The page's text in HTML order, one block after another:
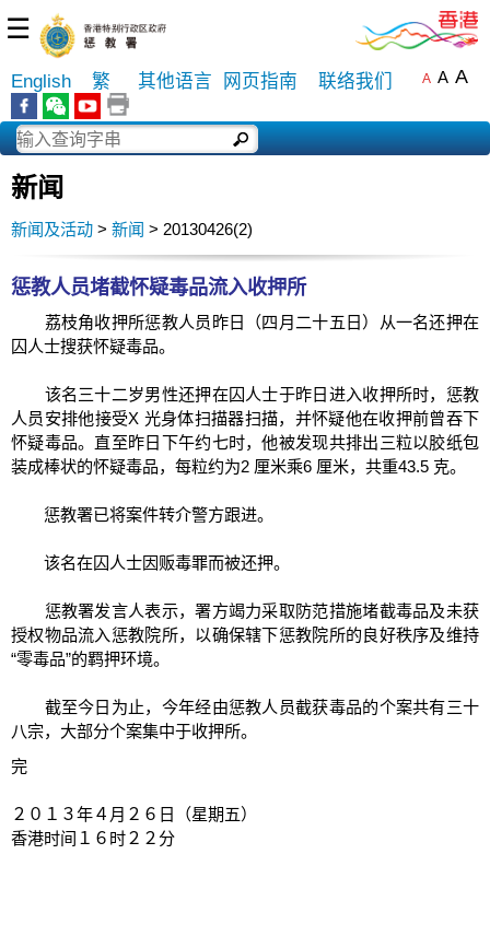
☰
English 繁 其他语言 网页指南 联络我们 A A A
新闻
新闻及活动 > 新闻 > 20130426(2)
惩教人员堵截怀疑毒品流入收押所
荔枝角收押所惩教人员昨日（四月二十五日）从一名还押在
囚人士搜获怀疑毒品。
该名三十二岁男性还押在囚人士于昨日进入收押所时，惩教
人员安排他接受X 光身体扫描器扫描，并怀疑他在收押前曾吞下
怀疑毒品。直至昨日下午约七时，他被发现共排出三粒以胶纸包
装成棒状的怀疑毒品，每粒约为2 厘米乘6 厘米，共重43.5 克。
惩教署已将案件转介警方跟进。
该名在囚人士因贩毒罪而被还押。
惩教署发言人表示，署方竭力采取防范措施堵截毒品及未获
授权物品流入惩教院所，以确保辖下惩教院所的良好秩序及维持
“零毒品”的羁押环境。
截至今日为止，今年经由惩教人员截获毒品的个案共有三十
八宗，大部分个案集中于收押所。
完
２０１３年４月２６日（星期五）
香港时间１６时２２分